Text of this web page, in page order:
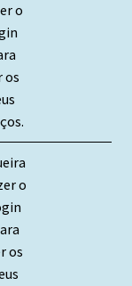
o
os
o
os